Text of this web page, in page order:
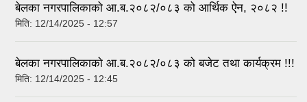
बेलका नगरपालिकाको आ.ब.२०८२/०८३ को आर्थिक ऐन, २०८२ !!
मिति: 12/14/2025 - 12:57
बेलका नगरपालिकाको आ.ब.२०८२/०८३ को बजेट तथा कार्यक्रम !!!
मिति: 12/14/2025 - 12:45